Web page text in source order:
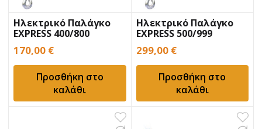
Ηλεκτρικό Παλάγκο
EXPRESS 400/800
170,00 €
Προσθήκη στο
καλάθι
Ηλεκτρικό Παλάγκο
EXPRESS 500/999
299,00 €
Προσθήκη στο
καλάθι